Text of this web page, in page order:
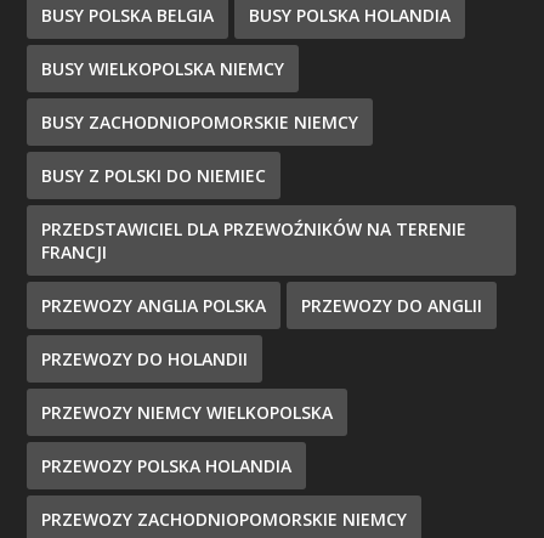
BUSY POLSKA BELGIA BUSY POLSKA HOLANDIA
BUSY WIELKOPOLSKA NIEMCY
BUSY ZACHODNIOPOMORSKIE NIEMCY
BUSY Z POLSKI DO NIEMIEC
PRZEDSTAWICIEL DLA PRZEWOŹNIKÓW NA TERENIE
FRANCJI
PRZEWOZY ANGLIA POLSKA PRZEWOZY DO ANGLII
PRZEWOZY DO HOLANDII
PRZEWOZY NIEMCY WIELKOPOLSKA
PRZEWOZY POLSKA HOLANDIA
PRZEWOZY ZACHODNIOPOMORSKIE NIEMCY